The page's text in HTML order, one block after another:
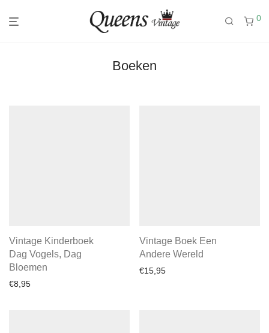
0
Boeken
Vintage Kinderboek
Dag Vogels, Dag
Bloemen
€8,95
Vintage Boek Een
Andere Wereld
€15,95